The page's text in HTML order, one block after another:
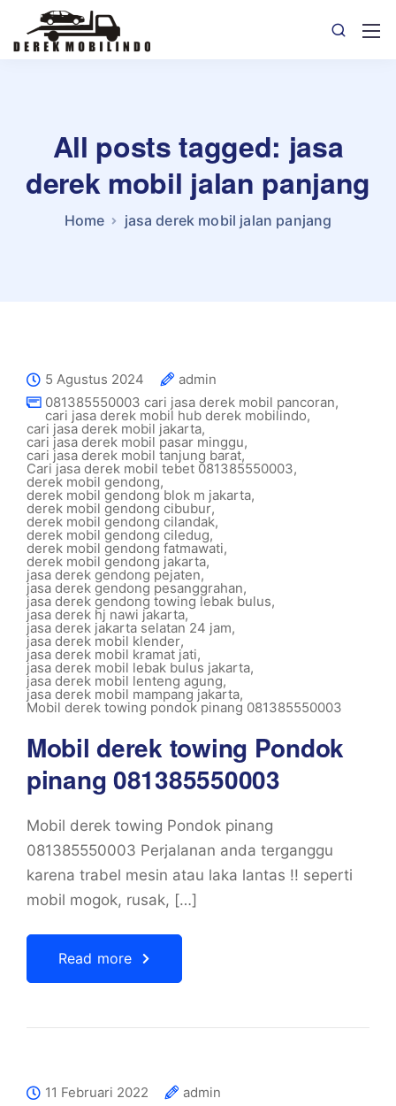
All posts tagged: jasa
derek mobil jalan panjang
Home jasa derek mobil jalan panjang
5 Agustus 2024
admin
081385550003 cari jasa derek mobil pancoran,
cari jasa derek mobil hub derek mobilindo,
cari jasa derek mobil jakarta,
cari jasa derek mobil pasar minggu,
cari jasa derek mobil tanjung barat,
Cari jasa derek mobil tebet 081385550003,
derek mobil gendong,
derek mobil gendong blok m jakarta,
derek mobil gendong cibubur,
derek mobil gendong cilandak,
derek mobil gendong ciledug,
derek mobil gendong fatmawati,
derek mobil gendong jakarta,
jasa derek gendong pejaten,
jasa derek gendong pesanggrahan,
jasa derek gendong towing lebak bulus,
jasa derek hj nawi jakarta,
jasa derek jakarta selatan 24 jam,
jasa derek mobil klender,
jasa derek mobil kramat jati,
jasa derek mobil lebak bulus jakarta,
jasa derek mobil lenteng agung,
jasa derek mobil mampang jakarta,
Mobil derek towing pondok pinang 081385550003
Mobil derek towing Pondok
pinang 081385550003
Mobil derek towing Pondok pinang
081385550003 Perjalanan anda terganggu
karena trabel mesin atau laka lantas !! seperti
mobil mogok, rusak, […]
Read more
11 Februari 2022
admin